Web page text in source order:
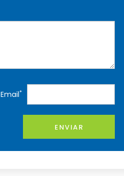
Email*
ENVIAR